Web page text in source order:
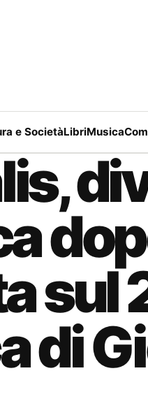
e SocietàLibriMusica
sul
di